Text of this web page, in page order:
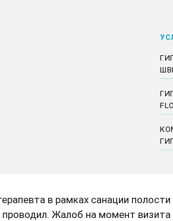
в рамках санации полости
проводил. Жалоб на момент визита